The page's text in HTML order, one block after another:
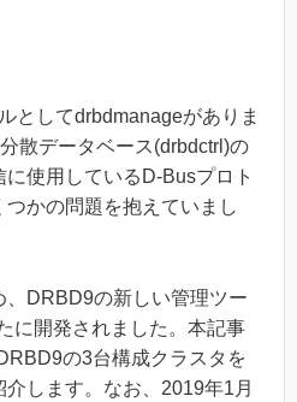
としてdrbdmanageがありま
散データベース(drbdctrl)の
使用しているD-Busプロト
かの問題を抱えていまし
、DRBD9の新しい管理ツー
に開発されました。本記事
の3台構成クラスタを
します。なお、2019年1月